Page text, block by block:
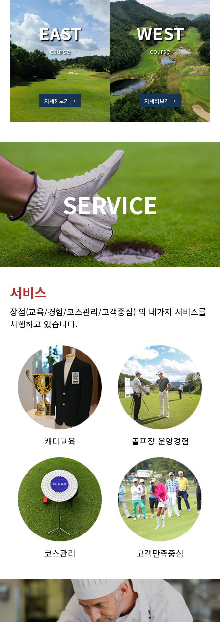
EAST
course
자세히보기 →
WEST
course
자세히보기 →
SERVICE
서비스
장점(교육/경험/코스관리/고객중심) 의 네가지 서비스를
시행하고 있습니다.
캐디교육 골프장 운영경험
코스관리 고객만족중심